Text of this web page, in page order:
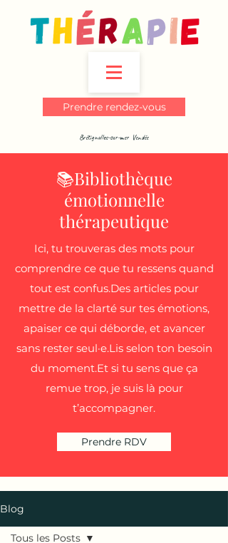
Prendre rendez-vous
Brétignolles-sur-mer Vendée
📚Bibliothèque
émotionnelle
thérapeutique
Ici, tu trouveras des mots pour
comprendre ce que tu ressens quand
tout est confus.Des articles pour
mettre de la clarté sur tes émotions,
apaiser ce qui déborde, et avancer
sans rester seul·e.Lis selon ton besoin
du moment.Et si tu sens que ça
remue trop, je suis là pour
t’accompagner.
Prendre RDV
Blog
Tous les Posts